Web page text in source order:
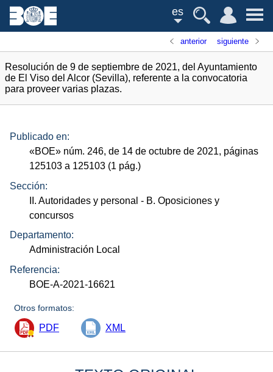
es
anterior siguiente
Resolución de 9 de septiembre de 2021, del Ayuntamiento
de El Viso del Alcor (Sevilla), referente a la convocatoria
para proveer varias plazas.
Publicado en:
«BOE» núm. 246, de 14 de octubre de 2021, páginas
125103 a 125103 (1 pág.)
Sección:
II. Autoridades y personal - B. Oposiciones y
concursos
Departamento:
Administración Local
Referencia:
BOE-A-2021-16621
Otros formatos:
PDF XML